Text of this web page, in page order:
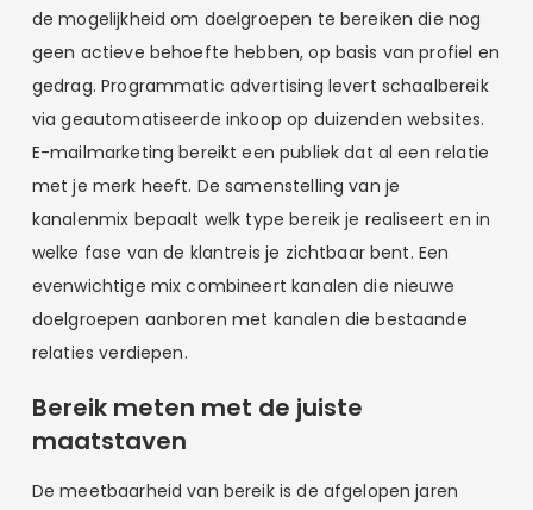
de mogelijkheid om doelgroepen te bereiken die nog
geen actieve behoefte hebben, op basis van profiel en
gedrag. Programmatic advertising levert schaalbereik
via geautomatiseerde inkoop op duizenden websites.
E-mailmarketing bereikt een publiek dat al een relatie
met je merk heeft. De samenstelling van je
kanalenmix bepaalt welk type bereik je realiseert en in
welke fase van de klantreis je zichtbaar bent. Een
evenwichtige mix combineert kanalen die nieuwe
doelgroepen aanboren met kanalen die bestaande
relaties verdiepen.
Bereik meten met de juiste
maatstaven
De meetbaarheid van bereik is de afgelopen jaren